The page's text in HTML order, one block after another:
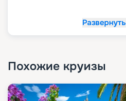
Развернуть
Похожие круизы